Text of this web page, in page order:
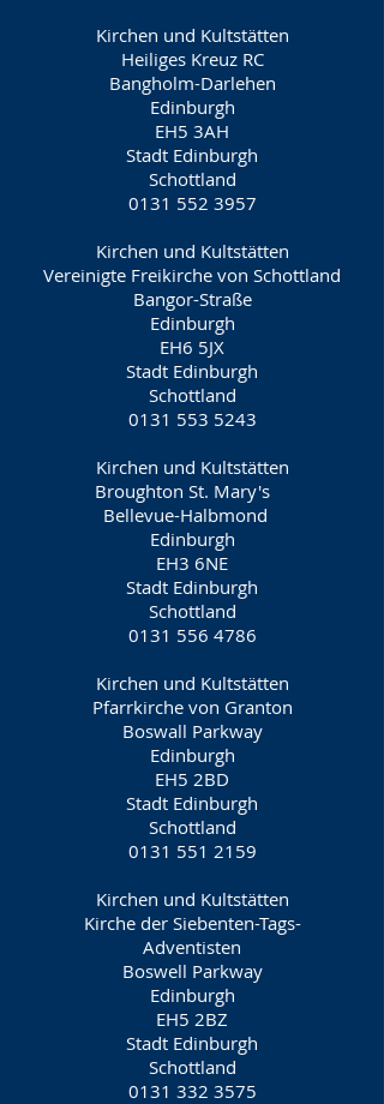
Kirchen und Kultstätten
Heiliges Kreuz RC
Bangholm-Darlehen
Edinburgh
EH5 3AH
Stadt Edinburgh
Schottland
0131 552 3957
Kirchen und Kultstätten
Vereinigte Freikirche von Schottland
Bangor-Straße
Edinburgh
EH6 5JX
Stadt Edinburgh
Schottland
0131 553 5243
Kirchen und Kultstätten
Broughton St. Mary's
Bellevue-Halbmond
Edinburgh
EH3 6NE
Stadt Edinburgh
Schottland
0131 556 4786
Kirchen und Kultstätten
Pfarrkirche von Granton
Boswall Parkway
Edinburgh
EH5 2BD
Stadt Edinburgh
Schottland
0131 551 2159
Kirchen und Kultstätten
Kirche der Siebenten-Tags-
Adventisten
Boswell Parkway
Edinburgh
EH5 2BZ
Stadt Edinburgh
Schottland
0131 332 3575